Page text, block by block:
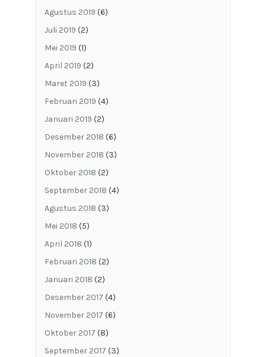
Agustus 2019 (6)
Juli 2019 (2)
Mei 2019 (1)
April 2019 (2)
Maret 2019 (3)
Februari 2019 (4)
Januari 2019 (2)
Desember 2018 (6)
November 2018 (3)
Oktober 2018 (2)
September 2018 (4)
Agustus 2018 (3)
Mei 2018 (5)
April 2018 (1)
Februari 2018 (2)
Januari 2018 (2)
Desember 2017 (4)
November 2017 (6)
Oktober 2017 (8)
September 2017 (3)